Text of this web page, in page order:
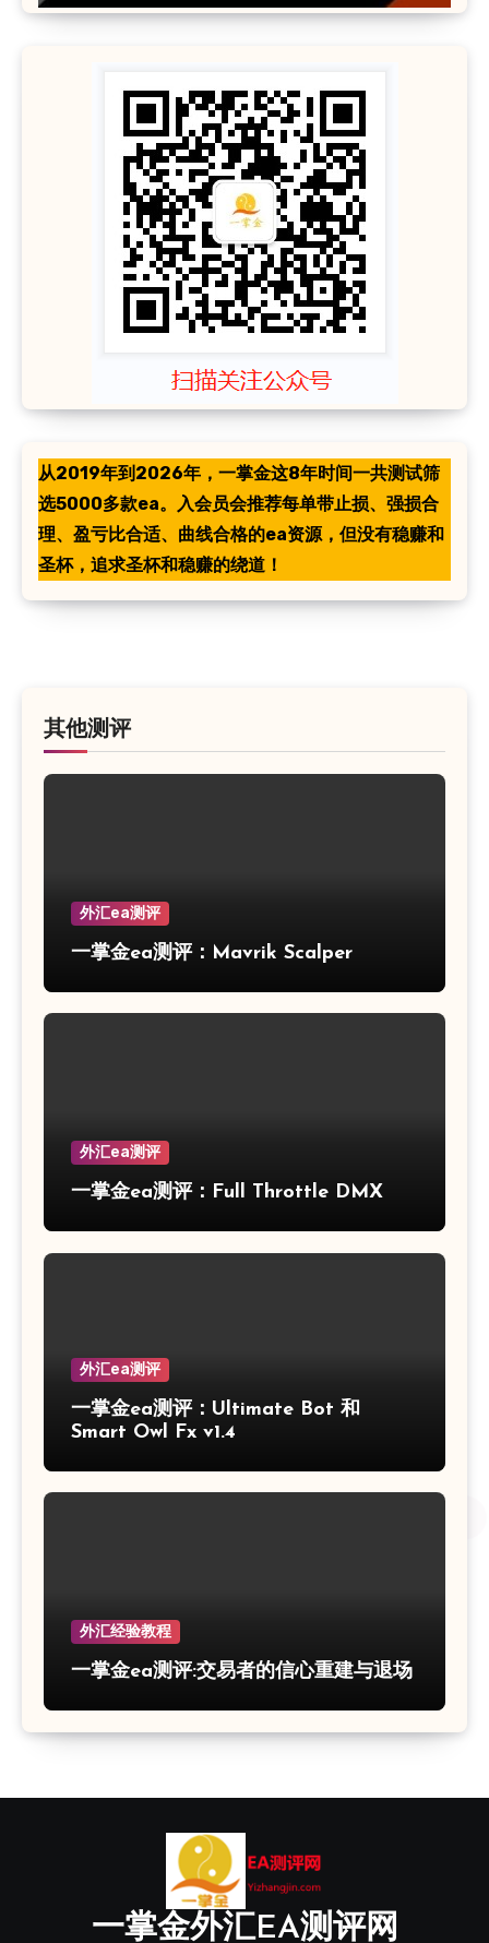
从2019年到2026年，一掌金这8年时间一共测试筛
选5000多款ea。入会员会推荐每单带止损、强损合
理、盈亏比合适、曲线合格的ea资源，但没有稳赚和
圣杯，追求圣杯和稳赚的绕道！
其他测评
外汇ea测评
一掌金ea测评：Mavrik Scalper
外汇ea测评
一掌金ea测评：Full Throttle DMX
外汇ea测评
一掌金ea测评：Ultimate Bot 和
Smart Owl Fx v1.4
外汇经验教程
一掌金ea测评:交易者的信心重建与退场
一掌金外汇EA测评网